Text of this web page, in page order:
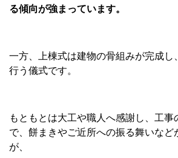
る傾向が強まっています。
一方、上棟式は建物の骨組みが完成し
行う儀式です。
もともとは大工や職人へ感謝し、工事
で、餅まきやご近所への振る舞いなど
が、